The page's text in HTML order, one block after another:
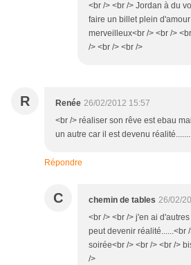
<br /> <br /> Jordan à du
faire un billet plein
merveilleux<br /> <br />
/> <br /> <br />
R Renée 26/02/2012 15:57
<br /> réaliser son rêve est ebau
un autre car il est devenu
Répondre
C chemin de tables 26/02/
<br /> <br /> j'en ai
peut devenir réalité......<br
soirée<br /> <br /> <br />
/>